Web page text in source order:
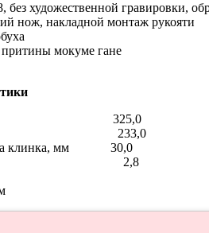
без художественной гравировки,
нож, накладной монтаж рукояти
мокуме гане
мм 325,0
мм 233,0
клинка, мм 30,0
мм 2,8
мм